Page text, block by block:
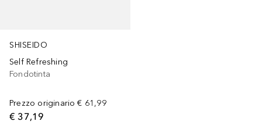
SHISEIDO
Self Refreshing
Fondotinta
Prezzo originario € 61,99
€ 37,19